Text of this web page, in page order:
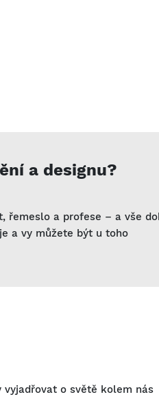
a designu?
řemeslo a profese – a vše
a vy můžete být u toho
o světě kolem nás